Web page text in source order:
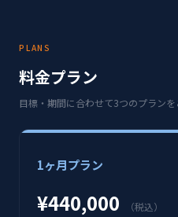
PLANS
料金プラン
目標・期間に合わせて3つのプランを
1ヶ月プラン
¥440,000 （税込）